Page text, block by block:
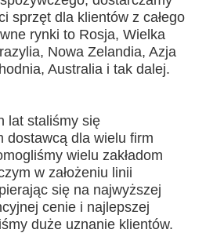
sprzęt dla klientów z całego
rynki to Rosja, Wielka
Nowa Zelandia, Azja
Australia i tak dalej.
lat staliśmy się
dostawcą dla wielu firm
wielu zakładom
w założeniu linii
się na najwyższej
cenie i najlepszej
duże uznanie klientów.